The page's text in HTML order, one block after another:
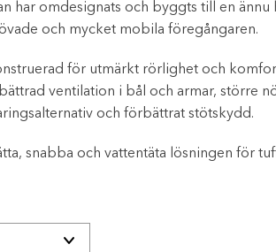
har omdesignats och byggts till en ännu
och mycket mobila föregångaren.
för utmärkt rörlighet och
ventilation i bål och armar, större
och förbättrat stötskydd.
snabba och vattentäta lösningen för